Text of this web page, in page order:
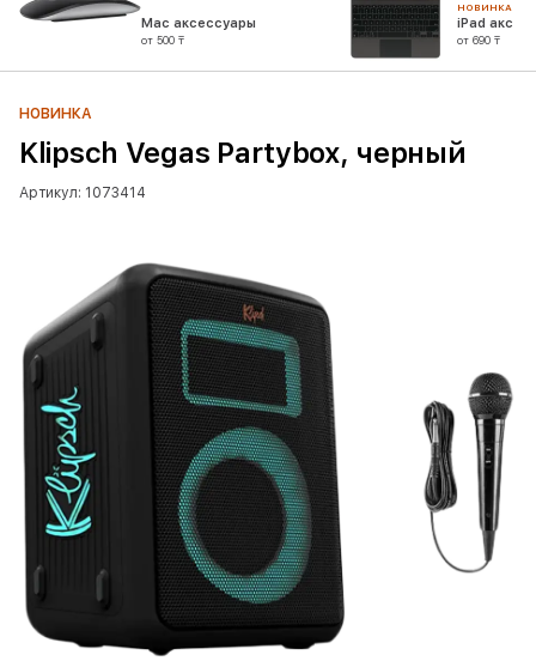
Mac аксессуары
от 500 ₸
НОВИНКА
iPad
от 690 ₸
НОВИНКА
Klipsch Vegas Partybox, черный
Артикул: 1073414